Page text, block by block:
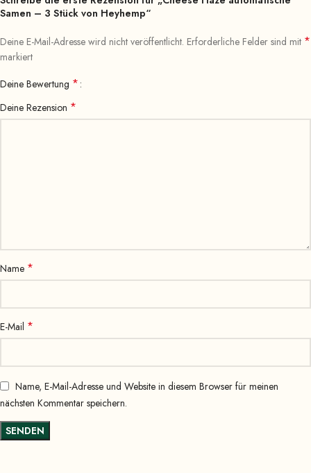
Samen – 3 Stück von Heyhemp“
Deine E-Mail-Adresse wird nicht veröffentlicht. Erforderliche Felder sind mit *
markiert
Deine Bewertung *
Deine Rezension *
Name *
E-Mail *
Name, E-Mail-Adresse und Website in diesem Browser für meinen
nächsten Kommentar speichern.